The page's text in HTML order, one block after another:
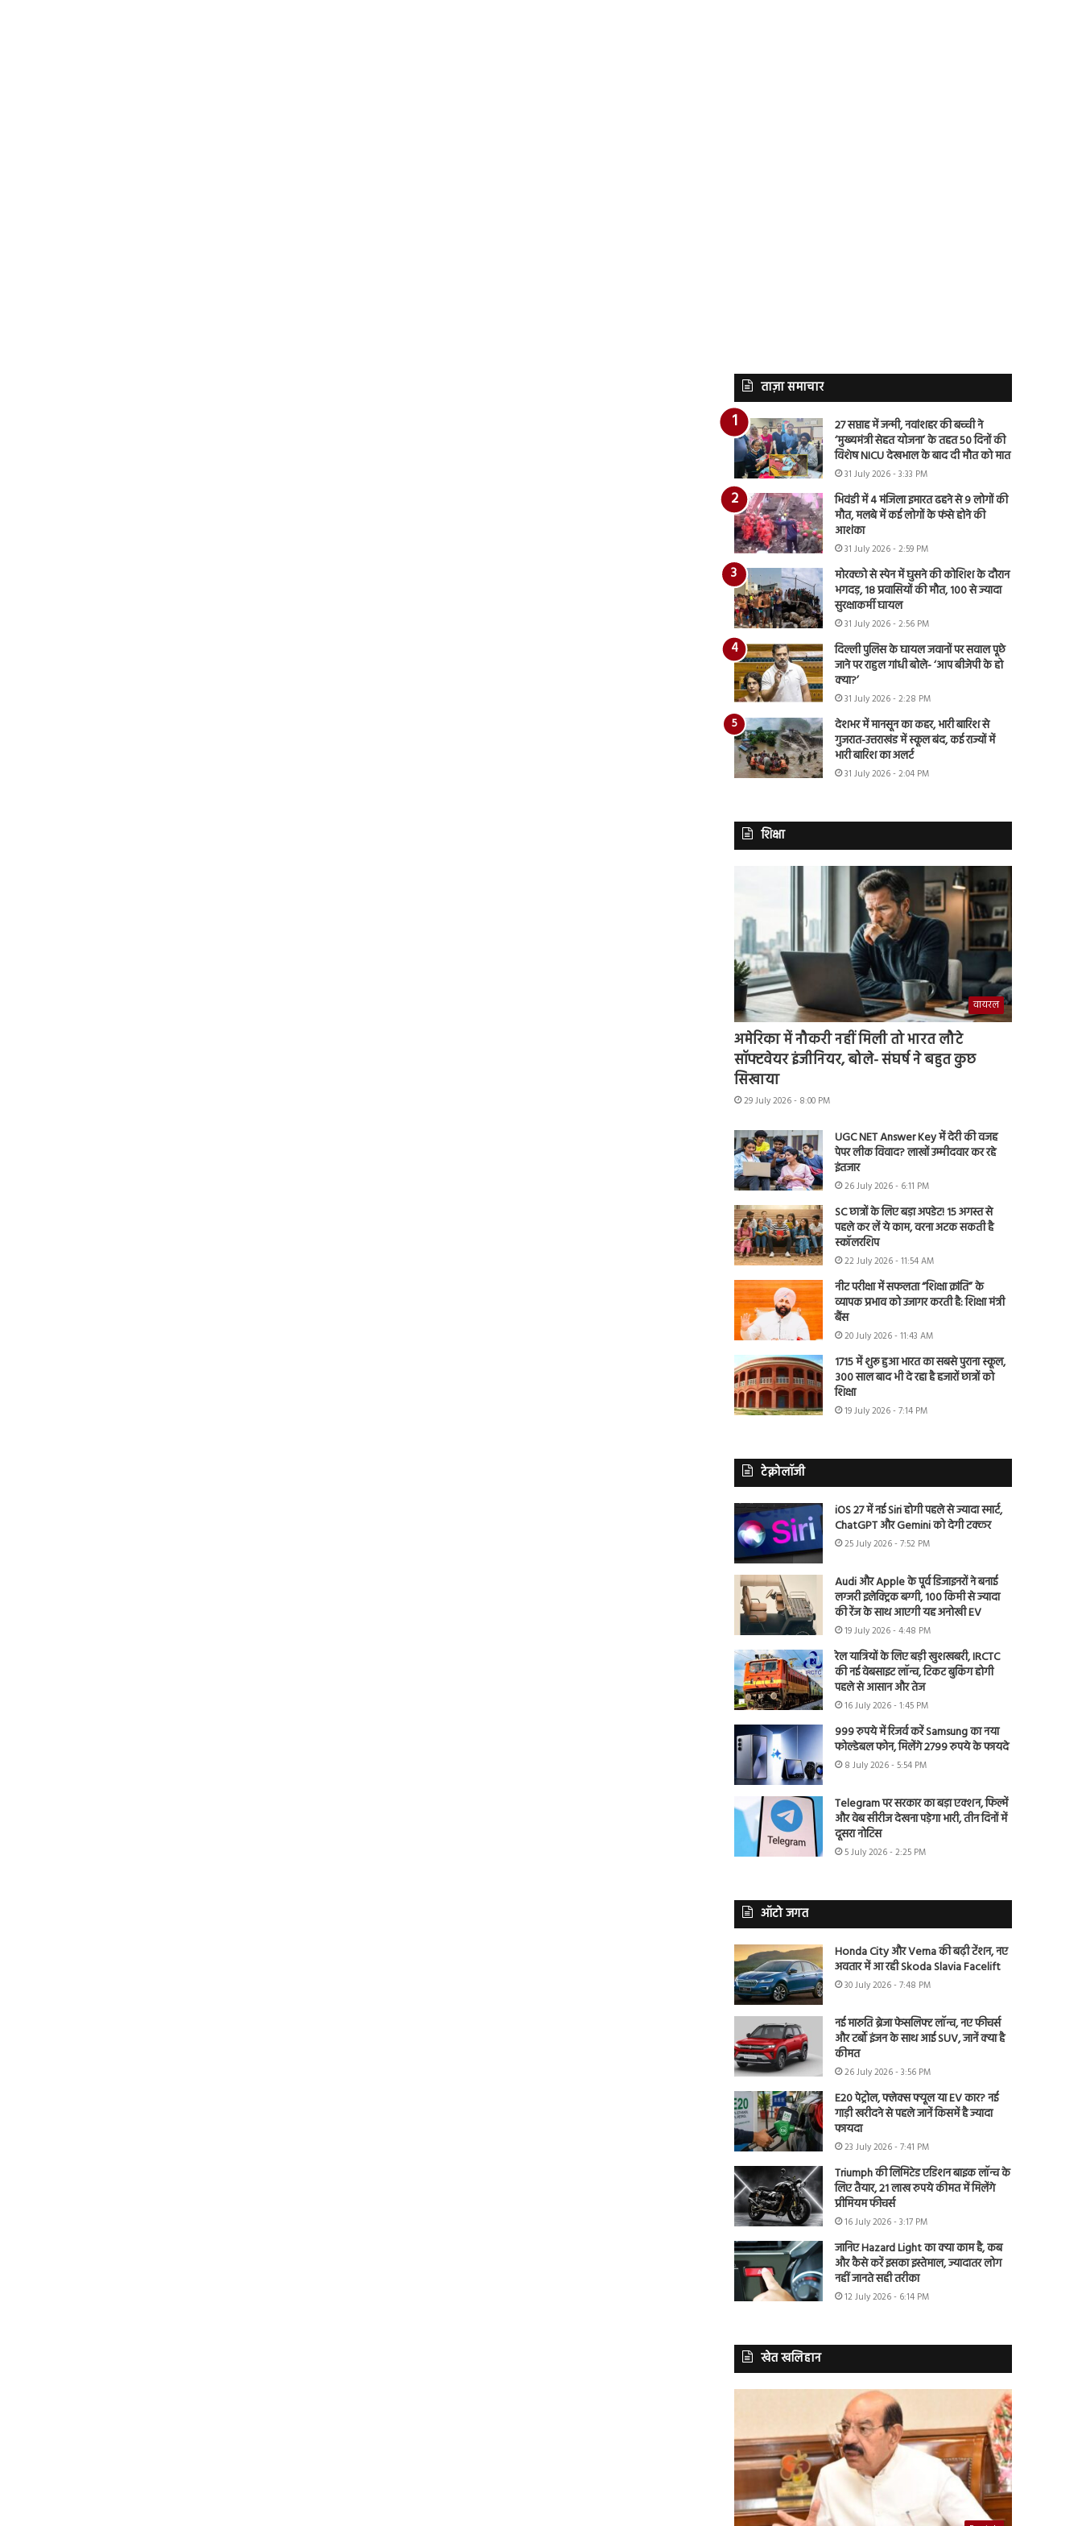
ताज़ा समाचार
27 सप्ताह में जन्मी, नवांशहर की बच्ची ने
‘मुख्यमंत्री सेहत योजना’ के तहत 50 दिनों की
विशेष NICU देखभाल के बाद दी मौत को मात
31 July 2026 - 3:33 PM
भिवंडी में 4 मंजिला इमारत ढहने से 9 लोगों की
मौत, मलबे में कई लोगों के फंसे होने की
आशंका
31 July 2026 - 2:59 PM
मोरक्को से स्पेन में घुसने की कोशिश के दौरान
भगदड़, 18 प्रवासियों की मौत, 100 से ज्यादा
सुरक्षाकर्मी घायल
31 July 2026 - 2:56 PM
दिल्ली पुलिस के घायल जवानों पर सवाल पूछे
जाने पर राहुल गांधी बोले- ‘आप बीजेपी के हो
क्या?’
31 July 2026 - 2:28 PM
देशभर में मानसून का कहर, भारी बारिश से
गुजरात-उत्तराखंड में स्कूल बंद, कई राज्यों में
भारी बारिश का अलर्ट
31 July 2026 - 2:04 PM
शिक्षा
वायरल
अमेरिका में नौकरी नहीं मिली तो भारत लौटे
सॉफ्टवेयर इंजीनियर, बोले- संघर्ष ने बहुत कुछ
सिखाया
29 July 2026 - 8:00 PM
UGC NET Answer Key में देरी की वजह
पेपर लीक विवाद? लाखों उम्मीदवार कर रहे
इंतजार
26 July 2026 - 6:11 PM
SC छात्रों के लिए बड़ा अपडेट! 15 अगस्त से
पहले कर लें ये काम, वरना अटक सकती है
स्कॉलरशिप
22 July 2026 - 11:54 AM
नीट परीक्षा में सफलता “शिक्षा क्रांति” के
व्यापक प्रभाव को उजागर करती है: शिक्षा मंत्री
बैंस
20 July 2026 - 11:43 AM
1715 में शुरू हुआ भारत का सबसे पुराना स्कूल,
300 साल बाद भी दे रहा है हजारों छात्रों को
शिक्षा
19 July 2026 - 7:14 PM
टेक्नोलॉजी
iOS 27 में नई Siri होगी पहले से ज्यादा स्मार्ट,
ChatGPT और Gemini को देगी टक्कर
25 July 2026 - 7:52 PM
Audi और Apple के पूर्व डिजाइनरों ने बनाई
लग्जरी इलेक्ट्रिक बग्गी, 100 किमी से ज्यादा
की रेंज के साथ आएगी यह अनोखी EV
19 July 2026 - 4:48 PM
रेल यात्रियों के लिए बड़ी खुशखबरी, IRCTC
की नई वेबसाइट लॉन्च, टिकट बुकिंग होगी
पहले से आसान और तेज
16 July 2026 - 1:45 PM
999 रुपये में रिजर्व करें Samsung का नया
फोल्डेबल फोन, मिलेंगे 2799 रुपये के फायदे
8 July 2026 - 5:54 PM
Telegram पर सरकार का बड़ा एक्शन, फिल्में
और वेब सीरीज देखना पड़ेगा भारी, तीन दिनों में
दूसरा नोटिस
5 July 2026 - 2:25 PM
ऑटो जगत
Honda City और Verna की बढ़ी टेंशन, नए
अवतार में आ रही Skoda Slavia Facelift
30 July 2026 - 7:48 PM
नई मारुति ब्रेजा फेसलिफ्ट लॉन्च, नए फीचर्स
और टर्बो इंजन के साथ आई SUV, जानें क्या है
कीमत
26 July 2026 - 3:56 PM
E20 पेट्रोल, फ्लेक्स फ्यूल या EV कार? नई
गाड़ी खरीदने से पहले जानें किसमें है ज्यादा
फायदा
23 July 2026 - 7:41 PM
Triumph की लिमिटेड एडिशन बाइक लॉन्च के
लिए तैयार, 21 लाख रुपये कीमत में मिलेंगे
प्रीमियम फीचर्स
16 July 2026 - 3:17 PM
जानिए Hazard Light का क्या काम है, कब
और कैसे करें इसका इस्तेमाल, ज्यादातर लोग
नहीं जानते सही तरीका
12 July 2026 - 6:14 PM
खेत खलिहान